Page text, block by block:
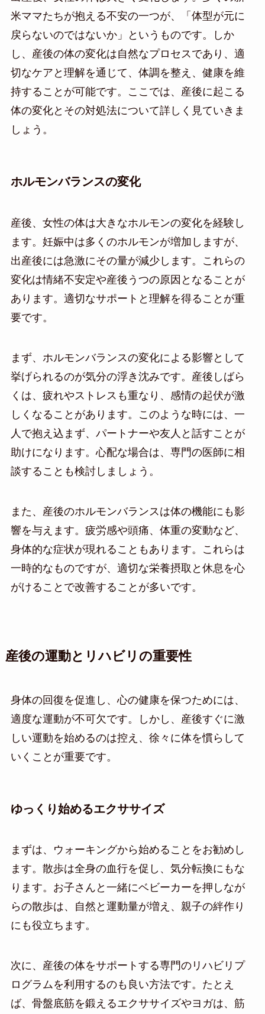
米ママたちが抱える不安の一つが、「体型が元に
戻らないのではないか」というものです。しか
し、産後の体の変化は自然なプロセスであり、適
切なケアと理解を通じて、体調を整え、健康を維
持することが可能です。ここでは、産後に起こる
体の変化とその対処法について詳しく見ていきま
しょう。
ホルモンバランスの変化
産後、女性の体は大きなホルモンの変化を経験し
ます。妊娠中は多くのホルモンが増加しますが、
出産後には急激にその量が減少します。これらの
変化は情緒不安定や産後うつの原因となることが
あります。適切なサポートと理解を得ることが重
要です。
まず、ホルモンバランスの変化による影響として
挙げられるのが気分の浮き沈みです。産後しばら
くは、疲れやストレスも重なり、感情の起伏が激
しくなることがあります。このような時には、一
人で抱え込まず、パートナーや友人と話すことが
助けになります。心配な場合は、専門の医師に相
談することも検討しましょう。
また、産後のホルモンバランスは体の機能にも影
響を与えます。疲労感や頭痛、体重の変動など、
身体的な症状が現れることもあります。これらは
一時的なものですが、適切な栄養摂取と休息を心
がけることで改善することが多いです。
産後の運動とリハビリの重要性
身体の回復を促進し、心の健康を保つためには、
適度な運動が不可欠です。しかし、産後すぐに激
しい運動を始めるのは控え、徐々に体を慣らして
いくことが重要です。
ゆっくり始めるエクササイズ
まずは、ウォーキングから始めることをお勧めし
ます。散歩は全身の血行を促し、気分転換にもな
ります。お子さんと一緒にベビーカーを押しなが
らの散歩は、自然と運動量が増え、親子の絆作り
にも役立ちます。
次に、産後の体をサポートする専門のリハビリプ
ログラムを利用するのも良い方法です。たとえ
ば、骨盤底筋を鍛えるエクササイズやヨガは、筋